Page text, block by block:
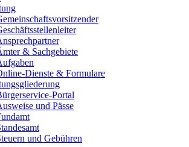
& Sachgebiete
Dienste & Formulare
Portal
und Pässe
und Gebühren